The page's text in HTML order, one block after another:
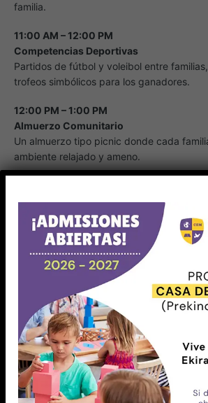
familia.
11:00 AM – 12:00 PM
Competencias Deportivas
Partidos de fútbol y voleibol entre
trofeos simbólicos para los ganadores.
12:00 PM – 1:00 PM
Almuerzo Comunitario
Un almuerzo tipo picnic donde cada
ambiente relajado y ameno.
Espectáculo de Talentos
Espacio para que los estudiantes y padres
talentos en música, danza o actuación,
los participantes.
Gymkana Familiar
Diversos retos físicos y mentales en
por el colegio para resolver en equipo.
3:00 PM – 4:00 PM
Show de Magia y Circo
Un espectáculo para grandes y chicos,
malabaristas y sorpresas que encantará a